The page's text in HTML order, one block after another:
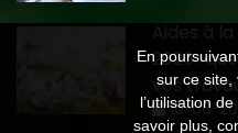
Aides à
2026 :
vos
10-06-
En
sur ce site,
l’utilisation
savoir plus,